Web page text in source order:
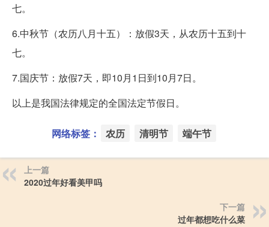
七。
6.中秋节（农历八月十五）：放假3天，从农历十五到十
七。
7.国庆节：放假7天，即10月1日到10月7日。
以上是我国法律规定的全国法定节假日。
网络标签： 农历 清明节 端午节
上一篇
2020过年好看美甲吗
下一篇
过年都想吃什么菜